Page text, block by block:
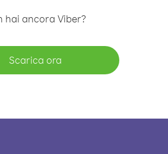
hai ancora Viber?
Scarica ora